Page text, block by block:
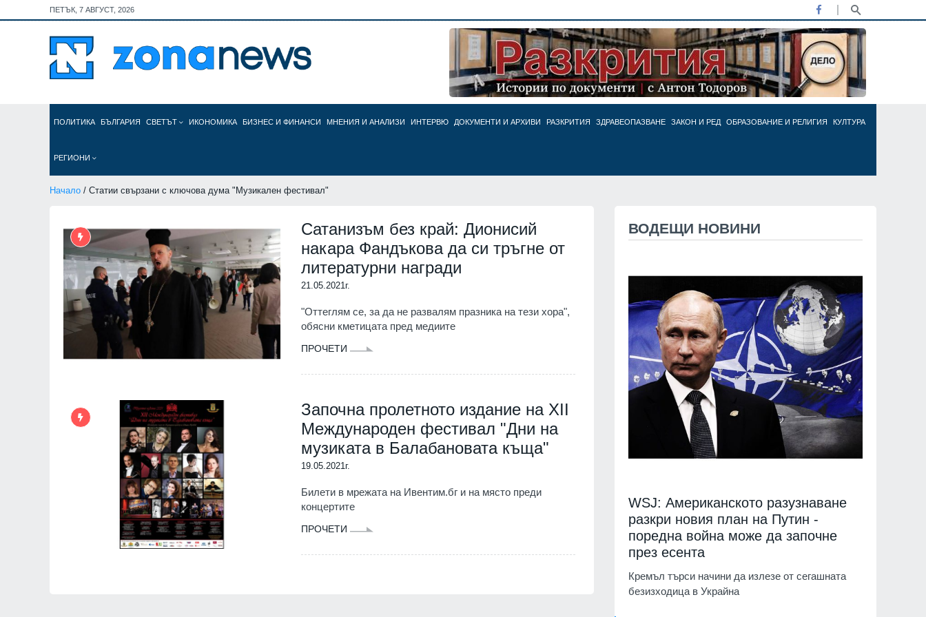
ПЕТЪК, 7 АВГУСТ, 2026
ПОЛИТИКА БЪЛГАРИЯ СВЕТЪТ ИКОНОМИКА БИЗНЕС И ФИНАНСИ МНЕНИЯ И АНАЛИЗИ ИНТЕРВЮ ДОКУМЕНТИ И АРХИВИ РАЗКРИТИЯ ЗДРАВЕОПАЗВАНЕ ЗАКОН И РЕД ОБРАЗОВАНИЕ И РЕЛИГИЯ КУЛТУРА
РЕГИОНИ
Начало / Статии свързани с ключова дума "Музикален фестивал"
Сатанизъм без край: Дионисий
накара Фандъкова да си тръгне от
литературни награди
21.05.2021г.
"Оттеглям се, за да не развалям празника на тези хора",
обясни кметицата пред медиите
ПРОЧЕТИ
Започна пролетното издание на XII
Международен фестивал "Дни на
музиката в Балабановата къща"
19.05.2021г.
Билети в мрежата на Ивентим.бг и на място преди
концертите
ПРОЧЕТИ
ВОДЕЩИ НОВИНИ
WSJ: Американското разузнаване
разкри новия план на Путин -
поредна война може да започне
през есента
Кремъл търси начини да излезе от сегашната
безизходица в Украйна